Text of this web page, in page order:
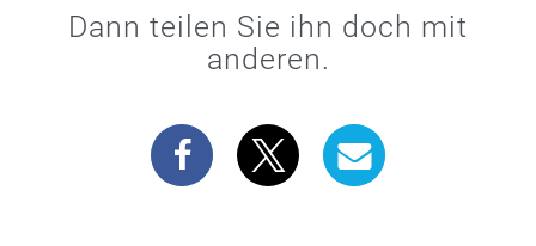
Dann teilen Sie ihn doch mit
anderen.